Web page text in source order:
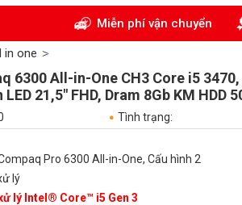
Miễn phí vận chuyển
in one
6300 All-in-One CH3 Core i5 3470,
LED 21,5" FHD, Dram 8Gb KM HDD
Tình trạng:
Pro 6300 All-in-One, Cấu hình 2
lý
lý Intel® Core™ i5 Gen 3